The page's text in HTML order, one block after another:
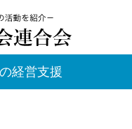
経営支援